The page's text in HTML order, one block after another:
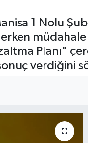
1 Nolu
Planı"
verdiğini